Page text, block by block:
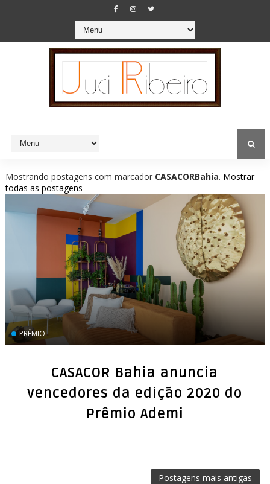
Mostrando postagens com marcador CASACORBahia. Mostrar
todas as postagens
PRÊMIO
CASACOR Bahia anuncia
vencedores da edição 2020 do
Prêmio Ademi
Postagens mais antigas